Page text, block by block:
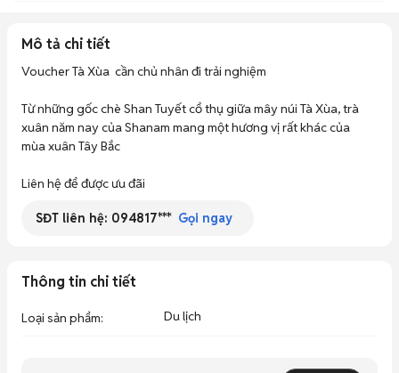
Mô tả chi tiết
Voucher Tà Xùa  cần chủ nhân đi trải nghiệm
Từ những gốc chè Shan Tuyết cổ thụ giữa mây núi Tà Xùa, trà
xuân năm nay của Shanam mang một hương vị rất khác của
mùa xuân Tây Bắc
Liên hệ để được ưu đãi
SĐT liên hệ: 094817*** Gọi ngay
Thông tin chi tiết
Loại sản phẩm: Du lịch